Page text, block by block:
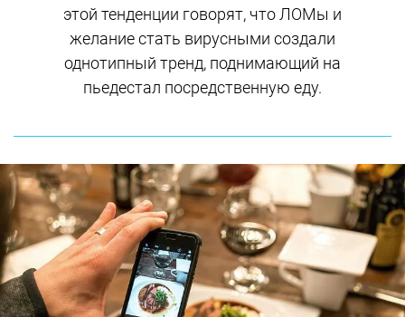
этой тенденции говорят, что ЛОМы и
желание стать вирусными создали
однотипный тренд, поднимающий на
пьедестал посредственную еду.